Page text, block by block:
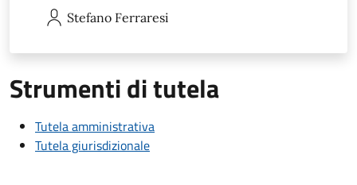
Stefano Ferraresi
Strumenti di tutela
Tutela amministrativa
Tutela giurisdizionale